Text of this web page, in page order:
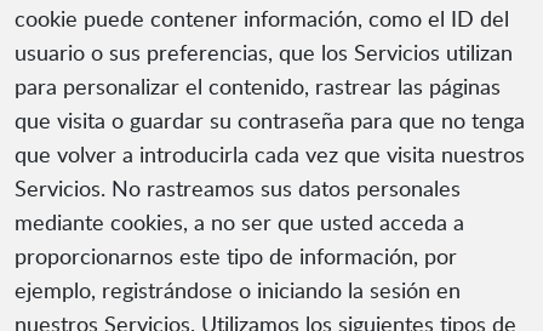
cookie puede contener información, como el ID del
usuario o sus preferencias, que los Servicios utilizan
para personalizar el contenido, rastrear las páginas
que visita o guardar su contraseña para que no tenga
que volver a introducirla cada vez que visita nuestros
Servicios. No rastreamos sus datos personales
mediante cookies, a no ser que usted acceda a
proporcionarnos este tipo de información, por
ejemplo, registrándose o iniciando la sesión en
nuestros Servicios. Utilizamos los siguientes tipos de